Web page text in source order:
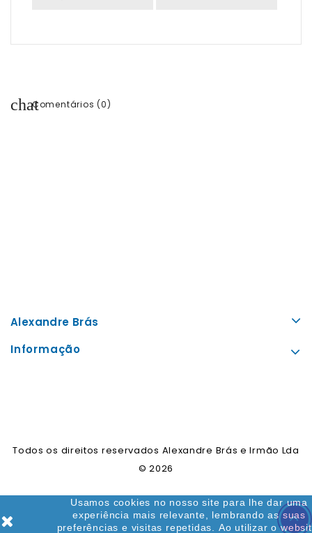
chatComentários (0)
Alexandre Brás
Informação
Usamos cookies no nosso site para lhe dar uma
experiência mais relevante, lembrando as suas
preferências e visitas repetidas. Ao utilizar o
Todos os direitos reservados Alexandre Brás e Irmão Lda
© 2026